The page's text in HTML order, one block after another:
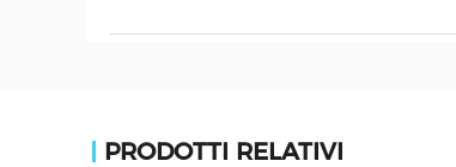
PRODOTTI RELATIVI